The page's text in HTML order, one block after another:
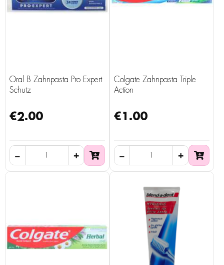
Oral B Zahnpasta Pro Expert
Schutz
€2.00
Colgate Zahnpasta Triple
Action
€1.00